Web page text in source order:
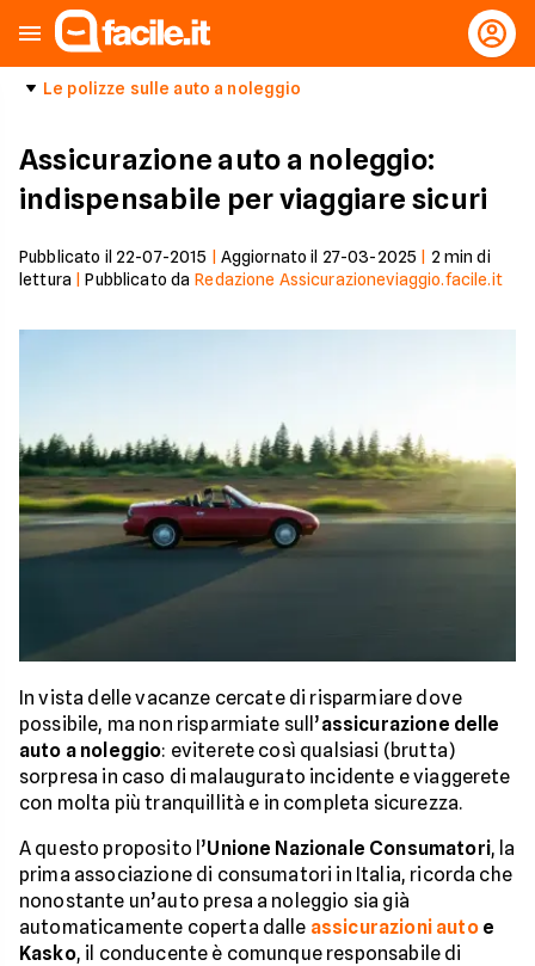
Le polizze sulle auto a noleggio
Assicurazione auto a noleggio:
indispensabile per viaggiare sicuri
Pubblicato il 22-07-2015 Aggiornato il 27-03-2025 2 min di
lettura |Pubblicato da Redazione Assicurazioneviaggio.facile.it
In vista delle vacanze cercate di risparmiare dove
possibile, ma non risparmiate sull’assicurazione delle
auto a noleggio: eviterete così qualsiasi (brutta)
sorpresa in caso di malaugurato incidente e viaggerete
con molta più tranquillità e in completa sicurezza.
A questo proposito l’Unione Nazionale Consumatori, la
prima associazione di consumatori in Italia, ricorda che
nonostante un’auto presa a noleggio sia già
automaticamente coperta dalle assicurazioni auto e
Kasko, il conducente è comunque responsabile di